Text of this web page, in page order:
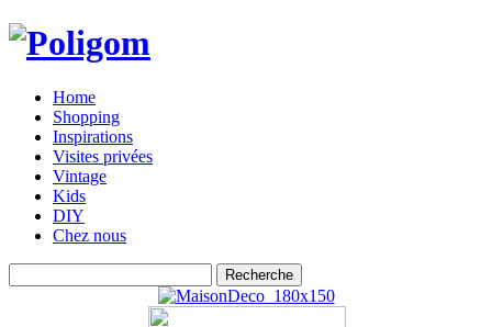
Home
Shopping
Inspirations
Visites privées
Vintage
Kids
DIY
Chez nous